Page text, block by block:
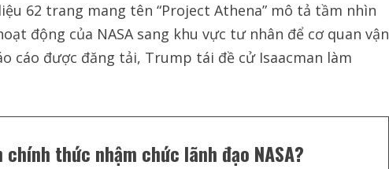
62 trang mang tên “Project Athena” mô tả tầm nhìn
động của NASA sang khu vực tư nhân để cơ quan vận
cáo được đăng tải, Trump tái đề cử Isaacman làm
thức nhậm chức lãnh đạo NASA?